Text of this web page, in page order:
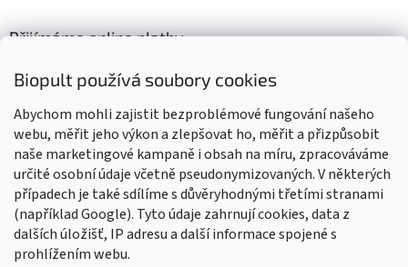
Biopult používá soubory cookies
Abychom mohli zajistit bezproblémové fungování našeho
webu, měřit jeho výkon a zlepšovat ho, měřit a přizpůsobit
naše marketingové kampaně i obsah na míru, zpracováváme
určité osobní údaje včetně pseudonymizovaných. V některých
případech je také sdílíme s důvěryhodnými třetími stranami
(například Google). Tyto údaje zahrnují cookies, data z
dalších úložišť, IP adresu a další informace spojené s
prohlížením webu.
Přijímáme online platby
Výrobky označené BIO jsou certifikované kontrolní organizací CZ-
BIO-003